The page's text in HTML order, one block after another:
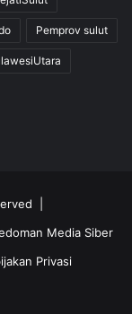
Pemprov sulut
|
Media Siber
Privasi